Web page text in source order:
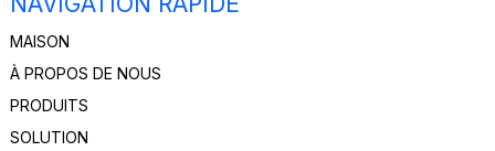
MAISON
À PROPOS DE NOUS
PRODUITS
SOLUTION